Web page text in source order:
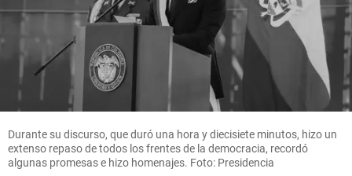
Editoriales
La llegada
del nuevo
Presidente
Durante su discurso, que duró una hora y diecisiete minutos, hizo un
extenso repaso de todos los frentes de la democracia, recordó
algunas promesas e hizo homenajes. Foto: Presidencia